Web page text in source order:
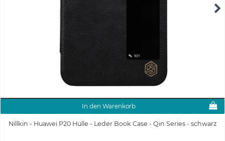
In den Warenkorb
Nillkin - Huawei P20 Hülle - Leder Book Case - Qin Series - schwarz